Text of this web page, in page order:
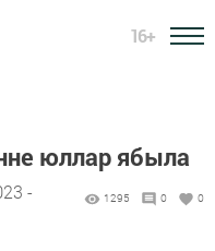
16+
юллар ябыла
-
1295 0 0